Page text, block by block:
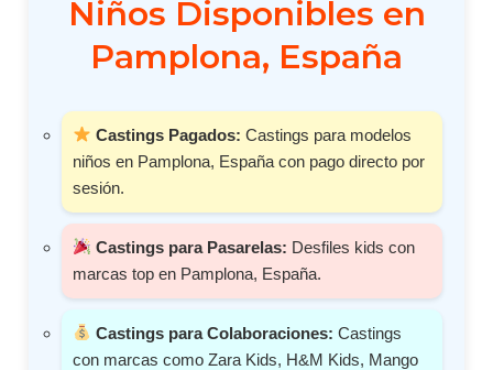
Niños Disponibles en
Pamplona, España
Castings Pagados: Castings para modelos
niños en Pamplona, España con pago directo por
sesión.
Castings para Pasarelas: Desfiles kids con
marcas top en Pamplona, España.
Castings para Colaboraciones: Castings
con marcas como Zara Kids, H&M Kids, Mango